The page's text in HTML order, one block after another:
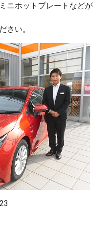
ニホットプレートなどが
さい。